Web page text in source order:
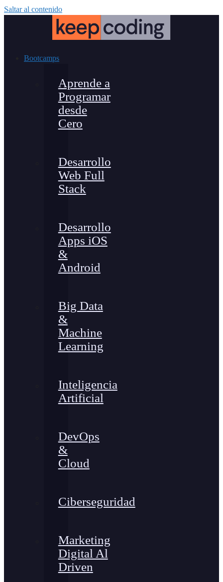
Saltar al contenido
Bootcamps
Aprende a
Programar
desde
Cero
Desarrollo
Web Full
Stack
Desarrollo
Apps iOS
&
Android
Big Data
&
Machine
Learning
Inteligencia
Artificial
DevOps
&
Cloud
Ciberseguridad
Marketing
Digital Al
Driven